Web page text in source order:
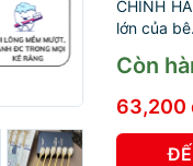
CHÍNH
lớn của
Còn
63,200